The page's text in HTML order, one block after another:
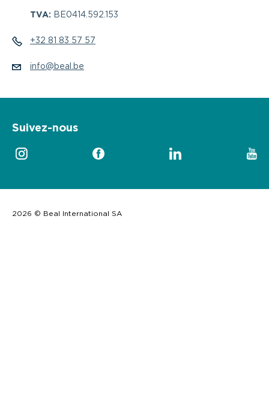
TVA: BE0414.592.153
+32 81 83 57 57
info@beal.be
Suivez-nous
2026 © Beal International SA